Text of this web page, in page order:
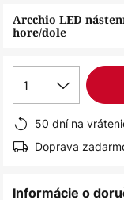
Arcchio LED
hore/dole
1
50 dní na
Doprava
Informácie o